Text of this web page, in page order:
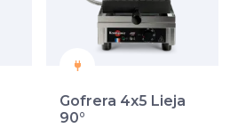
Gofrera 4x5 Lieja
90°